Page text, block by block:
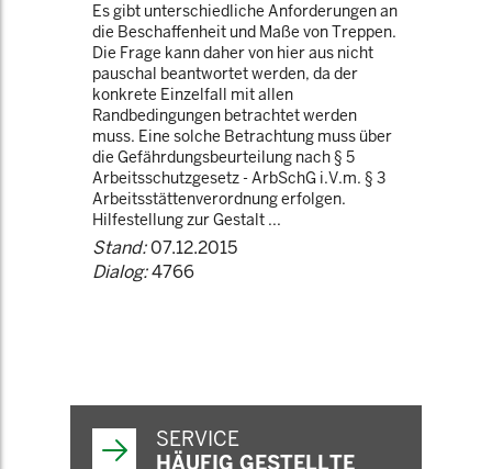
Es gibt unterschiedliche Anforderungen an
die Beschaffenheit und Maße von Treppen.
Die Frage kann daher von hier aus nicht
pauschal beantwortet werden, da der
konkrete Einzelfall mit allen
Randbedingungen betrachtet werden
muss. Eine solche Betrachtung muss über
die Gefährdungsbeurteilung nach § 5
Arbeitsschutzgesetz - ArbSchG i.V.m. § 3
Arbeitsstättenverordnung erfolgen.
Hilfestellung zur Gestalt ...
Stand:07.12.2015
Dialog:4766
SERVICE
HÄUFIG GESTELLTE